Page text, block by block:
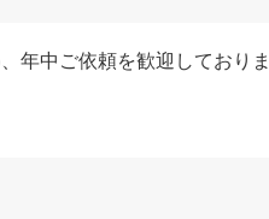
年中ご依頼を歓迎しておりま